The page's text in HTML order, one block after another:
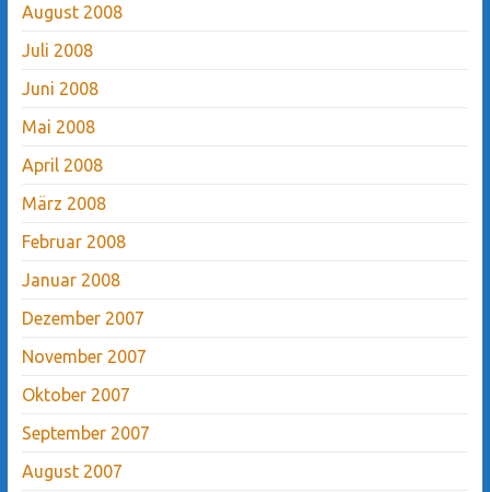
August 2008
Juli 2008
Juni 2008
Mai 2008
April 2008
März 2008
Februar 2008
Januar 2008
Dezember 2007
November 2007
Oktober 2007
September 2007
August 2007